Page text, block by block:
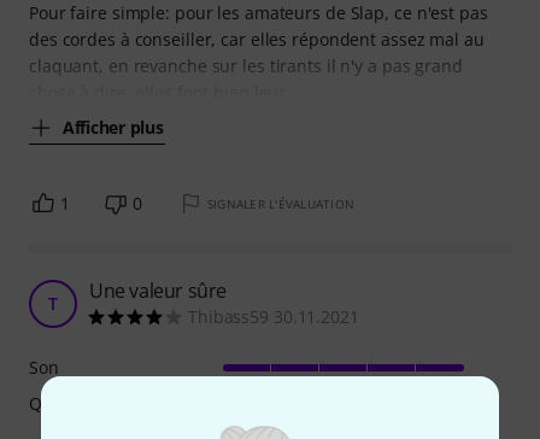
Pour faire simple: pour les amateurs de Slap, ce n'est pas
des cordes à conseiller, car elles répondent assez mal au
claquant, en revanche sur les tirants il n'y a pas grand
Afficher plus
1 0 SIGNALER L'ÉVALUATION
T Une valeur sûre
Thibass59 30.11.2021
Son
Qualité de fabrication